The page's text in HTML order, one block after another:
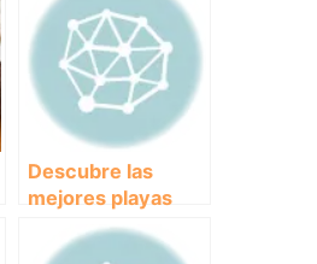
Descubre las
mejores playas
para disfrutar con
tu perro en Galicia